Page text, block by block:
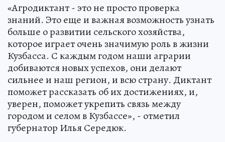
«Агродиктант - это не просто проверка
знаний. Это еще и важная возможность узнать
больше о развитии сельского хозяйства,
которое играет очень значимую роль в жизни
Кузбасса. С каждым годом наши аграрии
добиваются новых успехов, они делают
сильнее и наш регион, и всю страну. Диктант
поможет рассказать об их достижениях, и,
уверен, поможет укрепить связь между
городом и селом в Кузбассе», - отметил
губернатор Илья Середюк.